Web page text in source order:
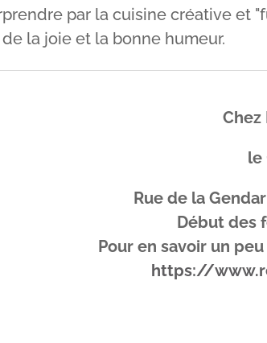
par la cuisine créative et
la joie et la bonne humeur.
Chez
le
Rue de la
Début des
Pour en savoir un
https://